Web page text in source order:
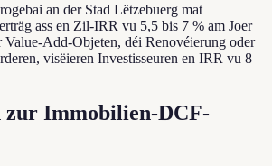
an der Stad Lëtzebuerg mat
ass en Zil-IRR vu 5,5 bis 7 % am Joer
Value-Add-Objeten, déi Renovéierung oder
visëieren Investisseuren en IRR vu 8
zur Immobilien-DCF-